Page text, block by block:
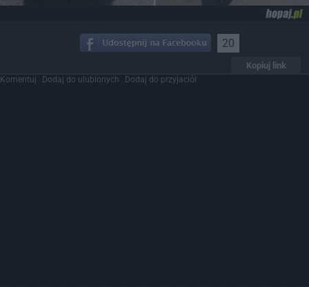
20
Kopiuj link
Komentuj Dodaj do ulubionych Dodaj do przyjaciół